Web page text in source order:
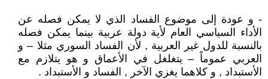
- و عودة إلى موضوع الفساد الذي لا يمكن فصله عن
الأداء السياسي العام لأية دولة عربية بينما يمكن فصله
بالنسبة للدول غير العربية , لأن الفساد السوري مثلا – و
العربي عموماً – يتغلغل في الأعماق و هو يتلازم مع
الأستبداد , و كلاهما يغزي الآخر , الفساد و الأستبداد .